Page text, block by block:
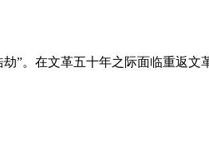
”。在文革五十年之际面临重返文